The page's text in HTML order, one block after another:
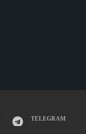
TELEGRAM